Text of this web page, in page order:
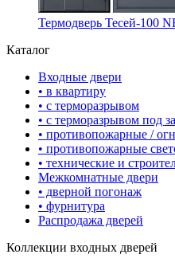
Термодверь Тесей-100
Каталог
Входные двери
• в квартиру
• с терморазрывом
• с терморазрывом под
• противопожарные /
• противопожарные
• технические и
Межкомнатные двери
• дверной погонаж
• фурнитура
Распродажа дверей
Коллекции входных дверей